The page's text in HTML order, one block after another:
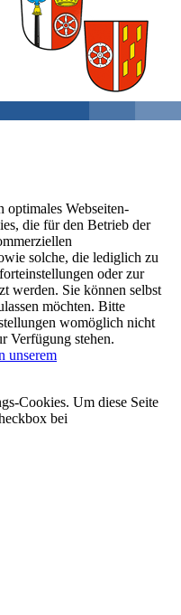
optimales Webseiten-
die für den Betrieb der
solche, die lediglich zu
oder zur
werden. Sie können selbst
möchten. Bitte
womöglich nicht
Verfügung stehen.
unserem
Cookies. Um diese Seite
bei